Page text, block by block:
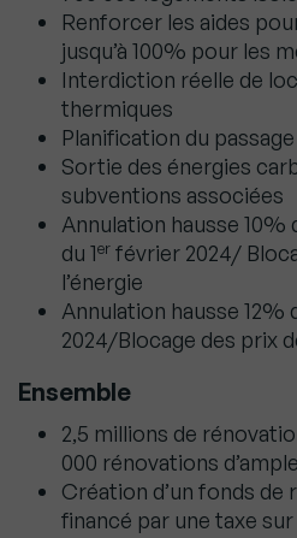
Renforcer les aides
jusqu’à 100% pour les
Interdiction réelle de
thermiques
Planification du passage
Sortie des énergies
subventions associées
Annulation hausse 10%
du 1er février 2024/
l’énergie
Annulation hausse 12%
2024/Blocage des prix
Ensemble
2,5 millions de
000 rénovations
Création d’un fonds
financé par une taxe